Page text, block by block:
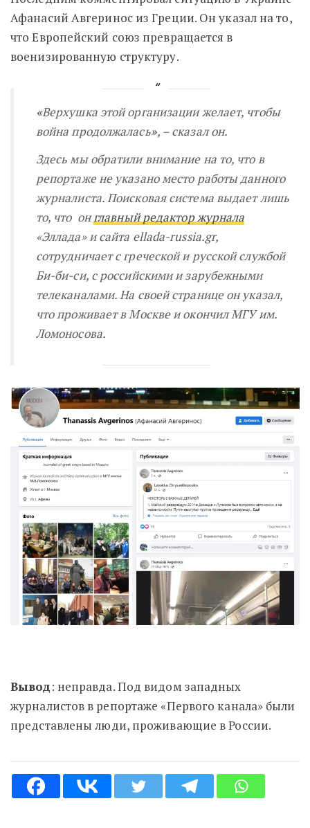
Афанасий Авгеринос из Греции. Он указал на то,
что Европейский союз превращается в
военизированную структуру.
«Верхушка этой организации желает, чтобы
война продолжалась», – сказал он.
Здесь мы обратили внимание на то, что в
репортаже не указано место работы данного
журналиста. Поисковая система выдает лишь
то, что онглавный редактор журнала
«Эллада» и сайта ellada-russia.gr,
сотрудничает с греческой и русской службой
Би-би-си, с российскими и зарубежными
телеканалами. На своей странице он указал,
что проживает в Москве и окончил МГУ им.
Ломоносова.
Вывод: неправда. Под видом западных
журналистов в репортаже «Первого канала» были
представлены люди, проживающие в России.